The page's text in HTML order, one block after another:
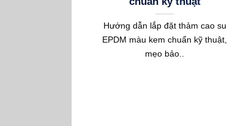
Hướng dẫn lắp đặt thảm cao su
EPDM màu kem chuẩn kỹ thuật,
mẹo bảo..